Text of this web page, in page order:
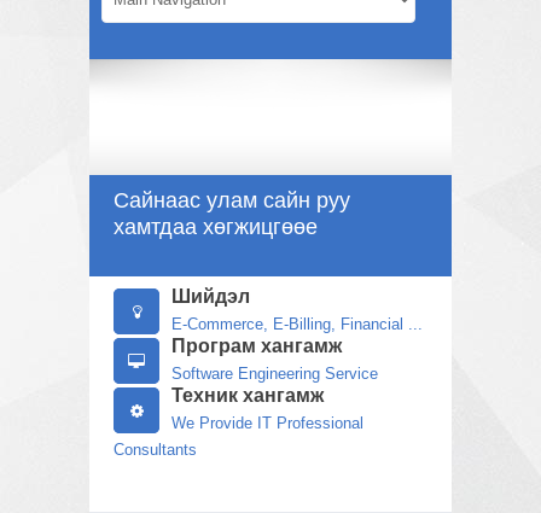
Сайнаас улам сайн руу
хамтдаа хөгжицгөөе
Шийдэл
E-Commerce, E-Billing, Financial ...
Програм хангамж
Software Engineering Service
Техник хангамж
We Provide IT Professional
Consultants